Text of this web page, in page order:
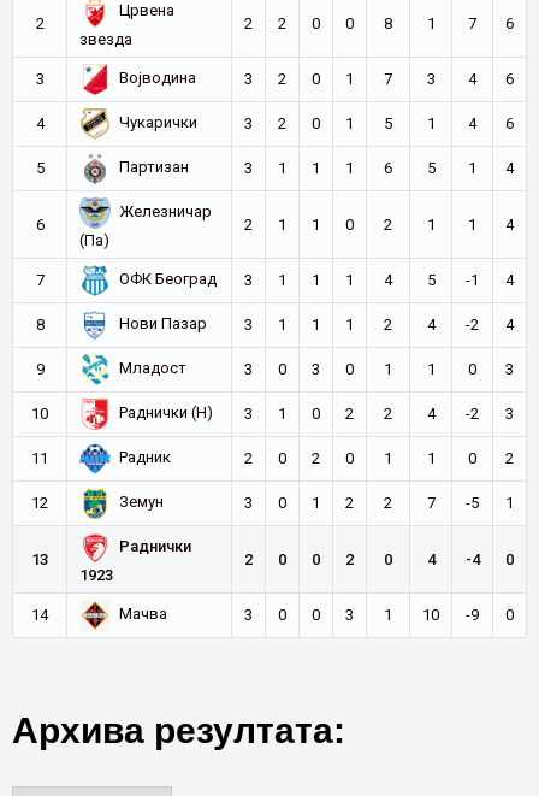
2
Црвена
звезда
2 2 0 0 8 1 7 6
3 Војводина 3 2 0 1 7 3 4 6
4 Чукарички 3 2 0 1 5 1 4 6
5 Партизан 3 1 1 1 6 5 1 4
6
Железничар
(Па)
2 1 1 0 2 1 1 4
7 ОФК Београд 3 1 1 1 4 5 -1 4
8 Нови Пазар 3 1 1 1 2 4 -2 4
9 Младост 3 0 3 0 1 1 0 3
10 Раднички (Н) 3 1 0 2 2 4 -2 3
11 Радник 2 0 2 0 1 1 0 2
12 Земун 3 0 1 2 2 7 -5 1
13
Раднички
1923
2 0 0 2 0 4 -4 0
14 Мачва 3 0 0 3 1 10 -9 0
Архива резултата: